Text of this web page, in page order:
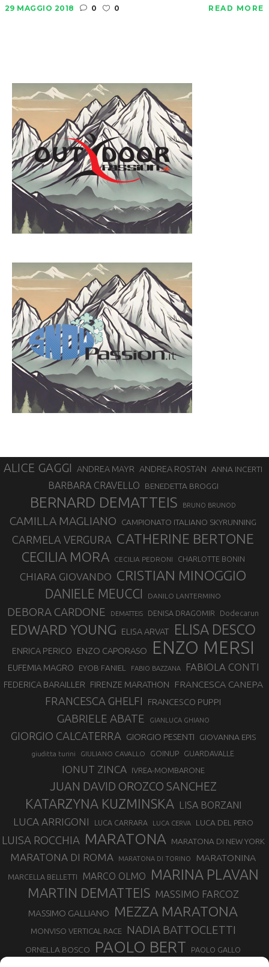
29 MAGGIO 2018 0 0 READ MORE
ALICE GAGGI ANDREA MAYR ANDREA ROSTAN ANNA INCERTI
BARBARA CRAVELLO BENEDETTA BROGGI
BERNARD DEMATTEIS BRUNO BRUNOD
CAMILLA MAGLIANO CAMPIONATO ITALIANO SKYRUNNING
CARMELA VERGURA CATHERINE BERTONE
CECILIA MORA CECILIA PEDRONI CHARLOTTE BONIN
CHIARA GIOVANDO CRISTIAN MINOGGIO
DANIELE MEUCCI DANILO LANTERMINO
DEBORA CARDONE DEMATTEIS DENISA DRAGOMIR Dodecarun
EDWARD YOUNG ELISA ARVAT ELISA DESCO
ENRICA PERICO ENZO CAPORASO ENZO MERSI
EUFEMIA MAGRO EYOB FANIEL FABIO BAZZANA FABIOLA CONTI
FEDERICA BARAILLER FIRENZE MARATHON FRANCESCA CANEPA
FRANCESCA GHELFI FRANCESCO PUPPI
GABRIELE ABATE GIANLUCA GHIANO
GIORGIO CALCATERRA GIORGIO PESENTI GIOVANNA EPIS
giuditta turini GIULIANO CAVALLO GOINUP GUARDAVALLE
IONUT ZINCA IVREA-MOMBARONE
JUAN DAVID OROZCO SANCHEZ
KATARZYNA KUZMINSKA LISA BORZANI
LUCA ARRIGONI LUCA CARRARA LUCA CERVA LUCA DEL PERO
LUISA ROCCHIA MARATONA MARATONA DI NEW YORK
MARATONA DI ROMA MARATONA DI TORINO MARATONINA
MARCELLA BELLETTI MARCO OLMO MARINA PLAVAN
MARTIN DEMATTEIS MASSIMO FARCOZ
MASSIMO GALLIANO MEZZA MARATONA
MONVISO VERTICAL RACE NADIA BATTOCLETTI
ORNELLA BOSCO PAOLO BERT PAOLO GALLO